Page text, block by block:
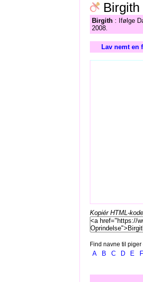
Birgith
Birgith : Ifølge
2008.
Lav nemt en
Kopiér HTML-
Find navne til
A B C D E F